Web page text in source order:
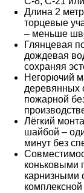
Длина 2
торцевые
– меньше
Глянцевая
дождевая
сохраняя
Негорючий
деревянных
пожарной
Лёгкий
шайбой –
минут без
коньковыми
карнизными